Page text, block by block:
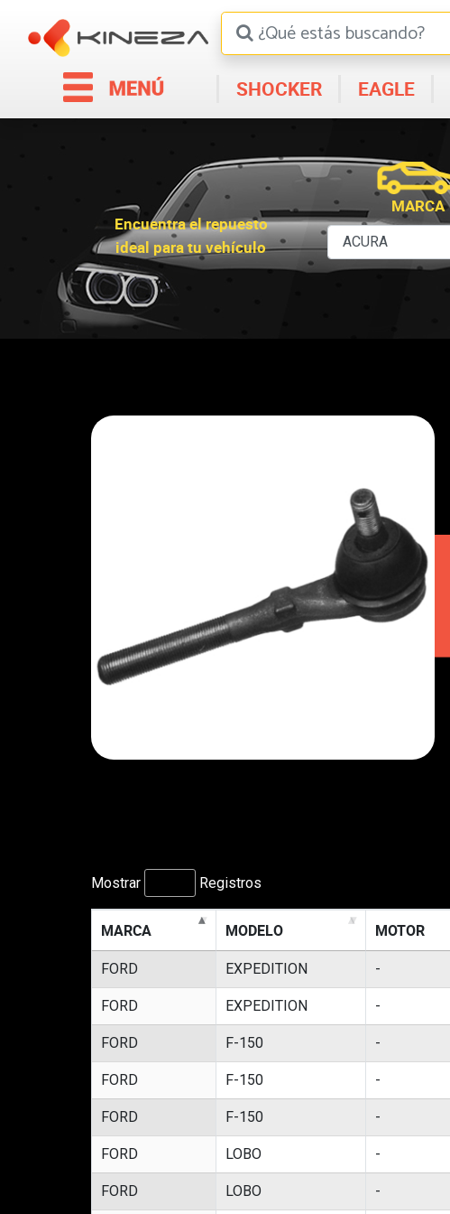
SHOCKER EAGLE
Encuentra el repuesto
ideal para tu vehículo
MARCA
Mostrar Registros
MARCA MODELO MOTOR
FORD EXPEDITION -
FORD EXPEDITION -
FORD F-150 -
FORD F-150 -
FORD F-150 -
FORD LOBO -
FORD LOBO -